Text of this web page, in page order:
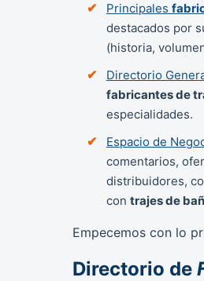
Principales
destacados por
(historia,
Directorio
fabricantes de
especialidades.
Espacio de
comentarios,
distribuidores,
con trajes de
Empecemos con lo
Directorio de